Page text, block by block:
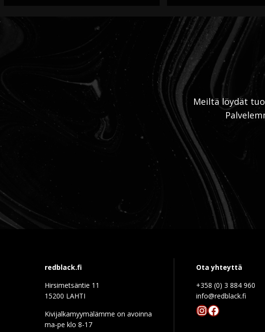
Meiltä löydät
redblack.fi
Hirsimetsäntie 11
15200 LAHTI
Kivijalkamyymälämme on avoinna
ma-pe klo 8-17
Ota yhteyttä
+358 (0) 3 884 960
info@redblack.f
Instagram
Facebook